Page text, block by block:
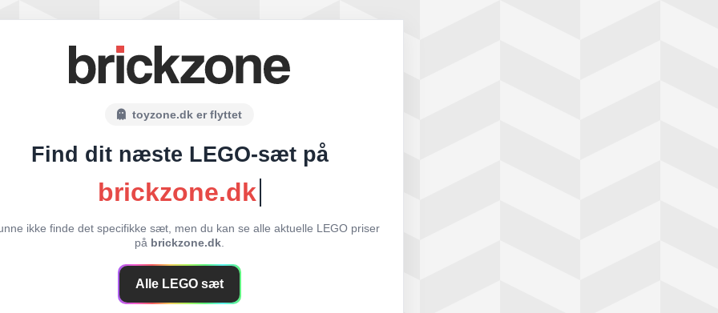
toyzone.dk er flyttet
Find dit næste LEGO-sæt på
brickzone.dk
ikke finde det specifikke sæt, men du kan se alle aktuelle LEGO priser
på brickzone.dk.
Alle LEGO sæt